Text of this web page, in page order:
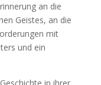
an die
Geistes, an die
mit
und ein